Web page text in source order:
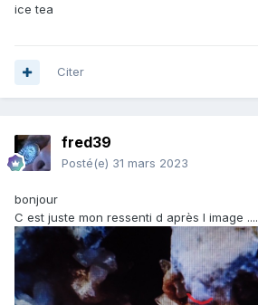
ice tea
Citer
fred39
Posté(e) 31 mars 2023
bonjour
C est juste mon ressenti d après l image ....